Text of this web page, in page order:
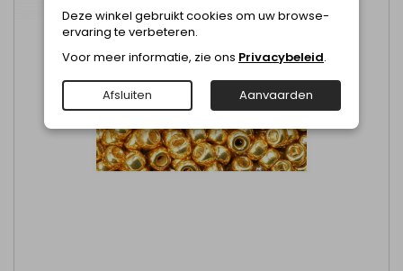
Deze winkel gebruikt cookies om uw browse-
ervaring te verbeteren.
Voor meer informatie, zie ons Privacybeleid.
Afsluiten Aanvaarden